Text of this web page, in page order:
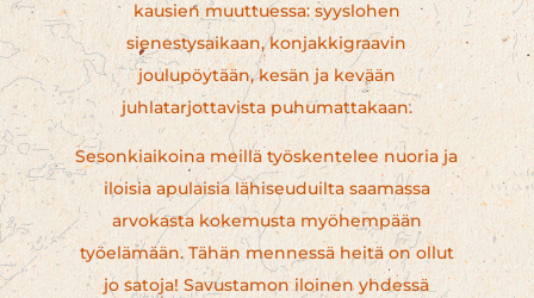
kausien muuttuessa: syyslohen
sienestysaikaan, konjakkigraavin
joulupöytään, kesän ja kevään
juhlatarjottavista puhumattakaan.
Sesonkiaikoina meillä työskentelee nuoria ja
iloisia apulaisia lähiseuduilta saamassa
arvokasta kokemusta myöhempään
työelämään. Tähän mennessä heitä on ollut
jo satoja! Savustamon iloinen yhdessä